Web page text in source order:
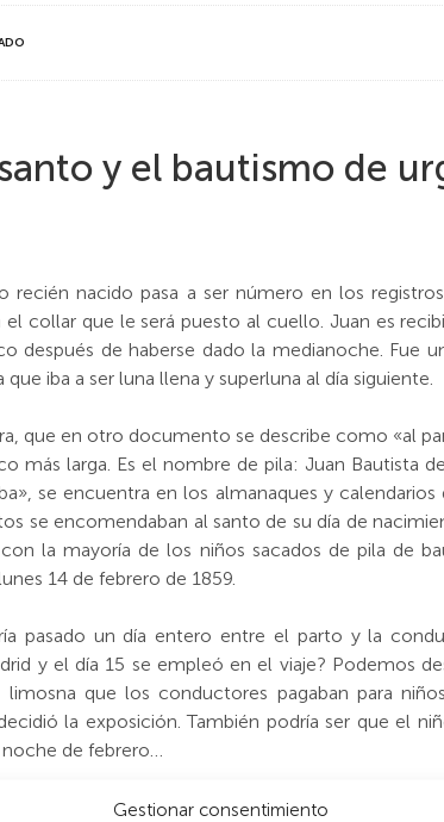
Gestionar consentimiento
y el bautismo de
recién nacido pasa a ser número en los
el collar que le será puesto al cuello. Juan es
después de haberse dado la medianoche. Fue
iba a ser luna llena y superluna al día siguiente.
que en otro documento se describe como «al
más larga. Es el nombre de pila: Juan Bautista
se encuentra en los almanaques y
se encomendaban al santo de su día de
la mayoría de los niños sacados de pila de
14 de febrero de 1859.
pasado un día entero entre el parto y la
y el día 15 se empleó en el viaje? Podemos
que los conductores pagaban para
la exposición. También podría ser que el
noche de febrero…
se resuelven como «bajo condición» . Quien